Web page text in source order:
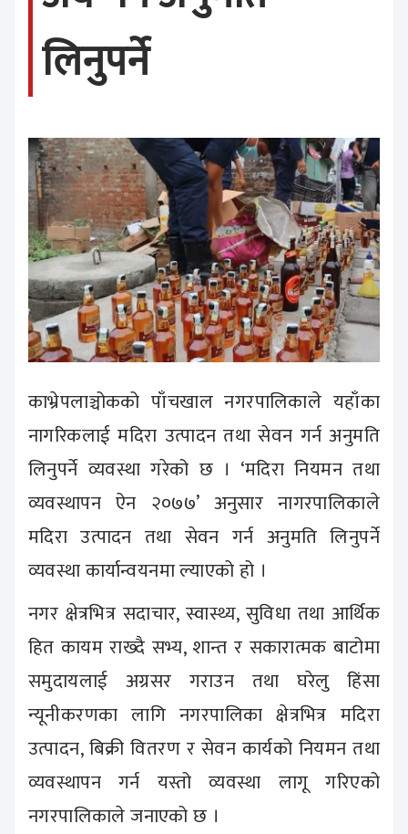
लिनुपर्ने
काभ्रेपलाञ्चोकको पाँचखाल नगरपालिकाले यहाँका
नागरिकलाई मदिरा उत्पादन तथा सेवन गर्न अनुमति
लिनुपर्ने व्यवस्था गरेको छ । ‘मदिरा नियमन तथा
व्यवस्थापन ऐन २०७७’ अनुसार नागरपालिकाले
मदिरा उत्पादन तथा सेवन गर्न अनुमति लिनुपर्ने
व्यवस्था कार्यान्वयनमा ल्याएको हो ।
नगर क्षेत्रभित्र सदाचार, स्वास्थ्य, सुविधा तथा आर्थिक
हित कायम राख्दै सभ्य, शान्त र सकारात्मक बाटोमा
समुदायलाई अग्रसर गराउन तथा घरेलु हिंसा
न्यूनीकरणका लागि नगरपालिका क्षेत्रभित्र मदिरा
उत्पादन, बिक्री वितरण र सेवन कार्यको नियमन तथा
व्यवस्थापन गर्न यस्तो व्यवस्था लागू गरिएको
नगरपालिकाले जनाएको छ ।